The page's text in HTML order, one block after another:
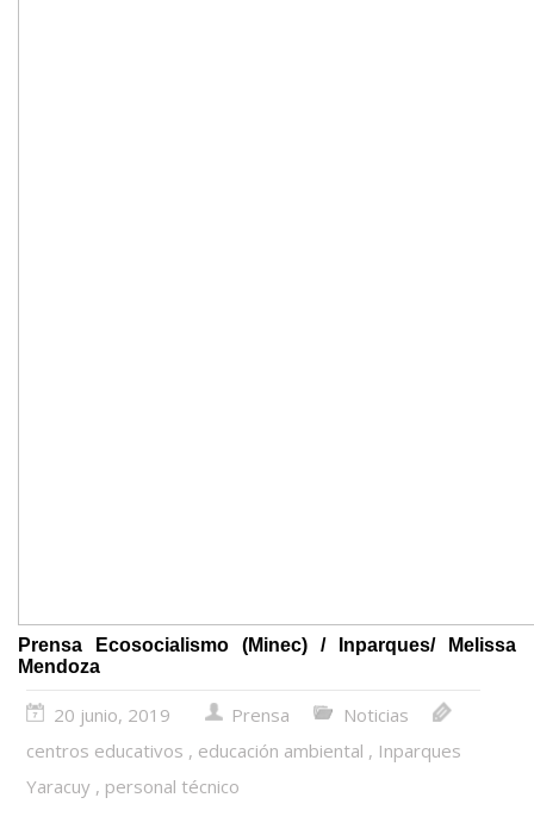
Prensa Ecosocialismo (Minec) / Inparques/ Melissa
Mendoza
20 junio, 2019 Prensa
Noticias
centros educativos , educación ambiental , Inparques
Yaracuy , personal técnico